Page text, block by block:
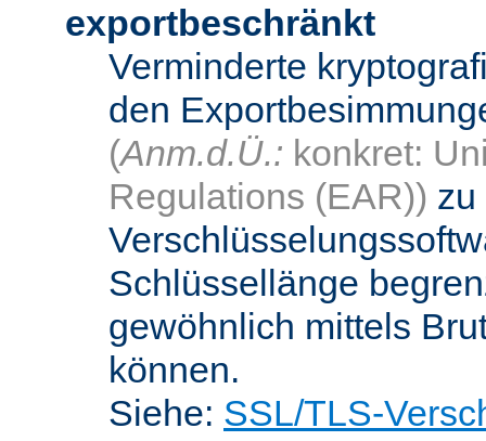
exportbeschränkt
Verminderte
den
(Anm.d.Ü.: konkret:
Regulations (EAR)) zu
Schlüssellänge
gewöhnlich mittels
können.
Siehe: SSL/TLS-